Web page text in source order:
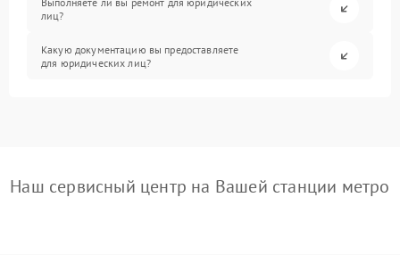
лиц?
Какую документацию вы предоставляете
для юридических лиц?
Наш сервисный центр на Вашей станции метро